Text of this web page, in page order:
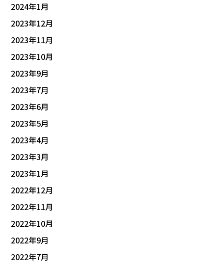
2024年1月
2023年12月
2023年11月
2023年10月
2023年9月
2023年7月
2023年6月
2023年5月
2023年4月
2023年3月
2023年1月
2022年12月
2022年11月
2022年10月
2022年9月
2022年7月